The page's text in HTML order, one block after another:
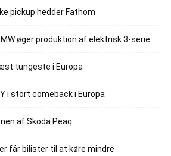
pickup hedder Fathom
øger produktion af elektrisk 3-serie
tungeste i Europa
i stort comeback i Europa
af Skoda Peaq
får bilister til at køre mindre